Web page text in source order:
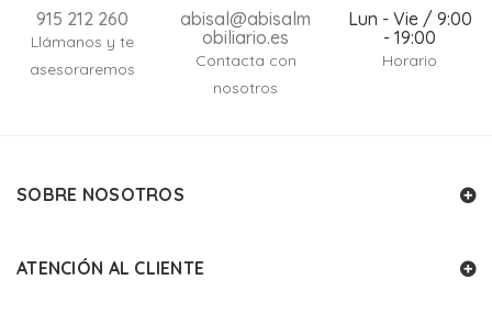
915 212 260
Llámanos y te
asesoraremos
abisal@abisalm
obiliario.es
Contacta con
nosotros
Lun - Vie / 9:00
- 19:00
Horario
SOBRE NOSOTROS
ATENCIÓN AL CLIENTE